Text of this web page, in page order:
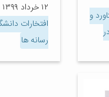
و
۱۲ خرداد ۱۳۹۹
افتخارات
رسانه ها